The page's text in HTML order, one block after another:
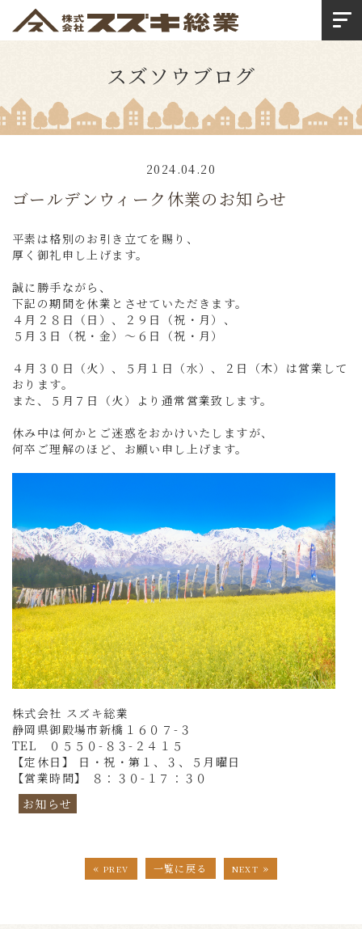
スズソウブログ
2024.04.20
ゴールデンウィーク休業のお知らせ
平素は格別のお引き立てを賜り、
厚く御礼申し上げます。
誠に勝手ながら、
下記の期間を休業とさせていただきます。
４月２８日（日）、２９日（祝・月）、
５月３日（祝・金）～６日（祝・月）
４月３０日（火）、５月１日（水）、２日（木）は営業して
おります。
また、５月７日（火）より通常営業致します。
休み中は何かとご迷惑をおかけいたしますが、
何卒ご理解のほど、お願い申し上げます。
株式会社 スズキ総業
静岡県御殿場市新橋１６０７-３
TEL ０５５０-８３-２４１５
【定休日】 日・祝・第１、３、５月曜日
【営業時間】 ８：３０-１７：３０
お知らせ
« PREV 一覧に戻る NEXT »